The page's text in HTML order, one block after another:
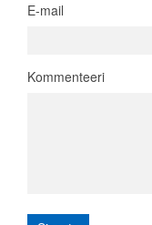
E-mail
Kommenteeri